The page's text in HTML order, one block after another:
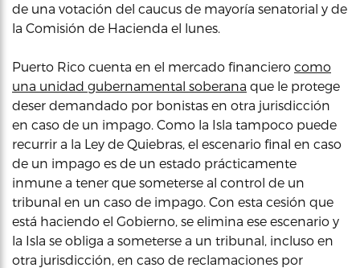
de una votación del caucus de mayoría senatorial y de
la Comisión de Hacienda el lunes.
Puerto Rico cuenta en el mercado financiero como
una unidad gubernamental soberana que le protege
deser demandado por bonistas en otra jurisdicción
en caso de un impago. Como la Isla tampoco puede
recurrir a la Ley de Quiebras, el escenario final en caso
de un impago es de un estado prácticamente
inmune a tener que someterse al control de un
tribunal en un caso de impago. Con esta cesión que
está haciendo el Gobierno, se elimina ese escenario y
la Isla se obliga a someterse a un tribunal, incluso en
otra jurisdicción, en caso de reclamaciones por